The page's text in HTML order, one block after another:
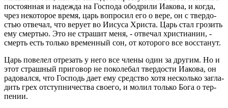
по­сто­ян­ная и на­деж­да на Гос­по­да обод­ри­ли Иа­ко­ва, и когда,
чрез неко­то­рое время, царь во­про­сил его о вере, он с твер­до­
стью от­ве­чал, что ве­ру­ет во Иису­са Хри­ста. Царь стал гро­зить
ему смер­тью. Это не стра­шит меня, - от­ве­чал хри­сти­а­нин, -
смерть есть толь­ко вре­мен­ный сон, от ко­то­ро­го все вос­ста­нут.
Царь по­ве­лел от­ре­зать у него все члены один за дру­гим. Но и
этот страш­ный при­го­вор не по­ко­ле­бал твер­до­сти Иа­ко­ва, он
ра­до­вал­ся, что Гос­подь дает ему сред­ство хотя несколь­ко за­гла­
дить грех от­ступ­ни­че­ства сво­е­го, и молил толь­ко Бога о тер­
пе­нии.